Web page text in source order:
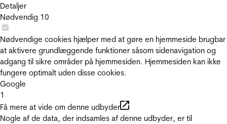
Detaljer
Nødvendig 10
Nødvendige cookies hjælper med at gøre en hjemmeside
at aktivere grundlæggende funktioner såsom sidenavigation og
adgang til sikre områder på hjemmesiden. Hjemmesiden kan ikke
fungere optimalt uden disse cookies.
Google
1
Få mere at vide om denne udbyder
Nogle af de data, der indsamles af denne udbyder, er til